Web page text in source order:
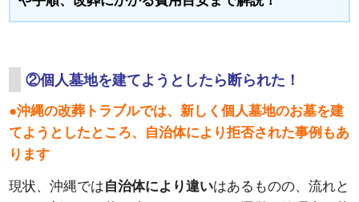
②個人墓地を建てようとしたら断られた！
●沖縄の改葬トラブルでは、新しく個人墓地のお墓を建
てようとしたところ、自治体により拒否された事例もあ
ります
現状、沖縄では自治体により違いはあるものの、流れと